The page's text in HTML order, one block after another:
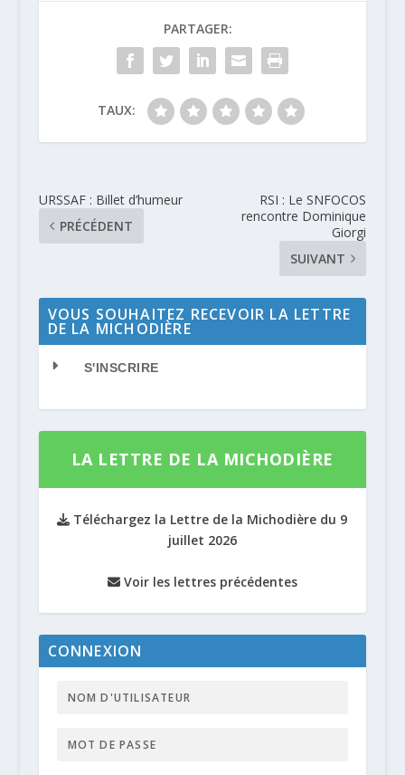
PARTAGER:
TAUX:
URSSAF : Billet d’humeur
PRÉCÉDENT
RSI : Le SNFOCOS
rencontre Dominique
Giorgi
SUIVANT
VOUS SOUHAITEZ RECEVOIR LA LETTRE
DE LA MICHODIÈRE
S'INSCRIRE
LA LETTRE DE LA MICHODIÈRE
Téléchargez la Lettre de la Michodière du 9
juillet 2026
Voir les lettres précédentes
CONNEXION